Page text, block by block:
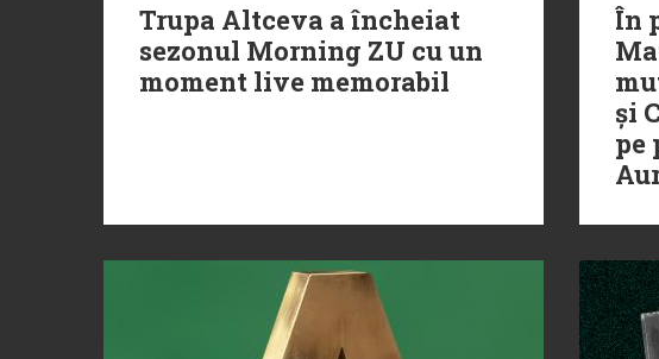
Trupa Altceva a încheiat
sezonul Morning ZU cu un
moment live memorabil
În
și
pe